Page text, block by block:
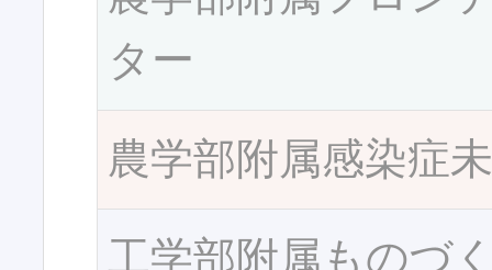
ター
農学部附属感染症
工学部附属ものづ